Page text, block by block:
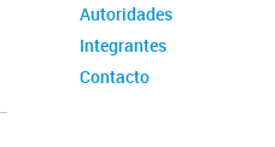
Autoridades
Integrantes
Contacto